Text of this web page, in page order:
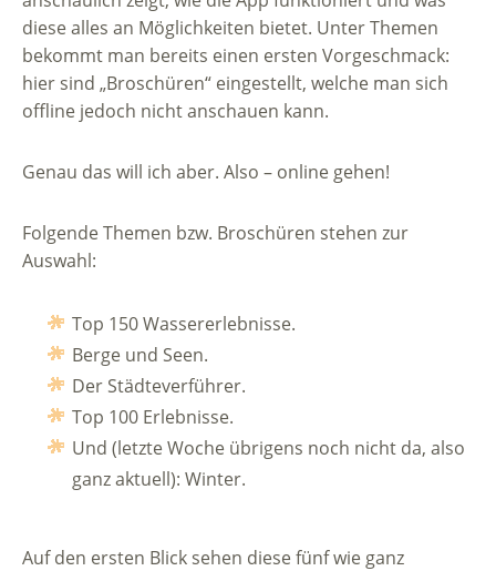
diese alles an Möglichkeiten bietet. Unter Themen
bekommt man bereits einen ersten Vorgeschmack:
hier sind „Broschüren“ eingestellt, welche man sich
offline jedoch nicht anschauen kann.
Genau das will ich aber. Also – online gehen!
Folgende Themen bzw. Broschüren stehen zur
Auswahl:
Top 150 Wassererlebnisse.
Berge und Seen.
Der Städteverführer.
Top 100 Erlebnisse.
Und (letzte Woche übrigens noch nicht da, also
ganz aktuell): Winter.
Auf den ersten Blick sehen diese fünf wie ganz